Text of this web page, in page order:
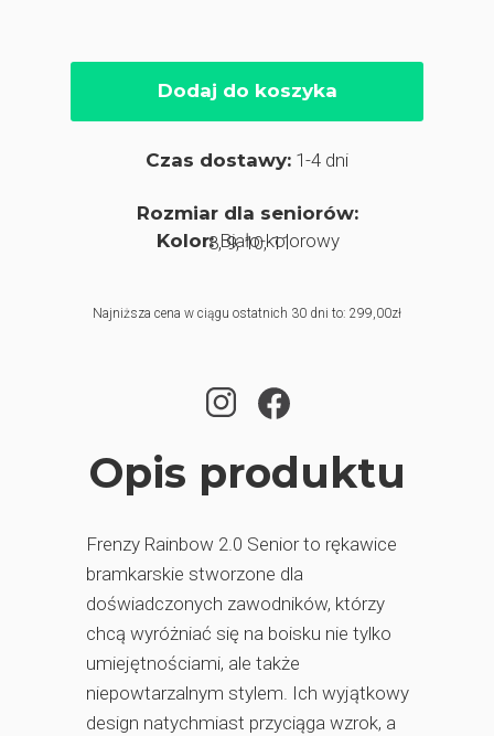
Kolor:Biało-kolorowy
Najniższa cena w ciągu ostatnich 30 dni to: 299,00zł
Dodaj do koszyka
Czas dostawy: 1-4 dni
Rozmiar dla seniorów:
8, 9, 10, 11
Opis produktu
Frenzy Rainbow 2.0 Senior to rękawice
bramkarskie stworzone dla
doświadczonych zawodników, którzy
chcą wyróżniać się na boisku nie tylko
umiejętnościami, ale także
niepowtarzalnym stylem. Ich wyjątkowy
design natychmiast przyciąga wzrok, a